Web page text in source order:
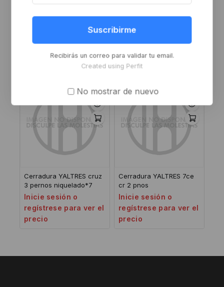
Cerradura YALTRES 7a
Inicie sesión o
regístrese para ver el
niquelado*5 acero inox
regístrese para ver el
precio
Cerradura YALTRES cruz
3 pernos niquelado*7
Inicie sesión o
regístrese para ver el
precio
Cerradura YALTRES 7ce
cr 2 pnos
Inicie sesión o
regístrese para ver el
precio
Suscribirme
Recibirás un correo para validar tu email.
Created using Perfit
No mostrar de nuevo